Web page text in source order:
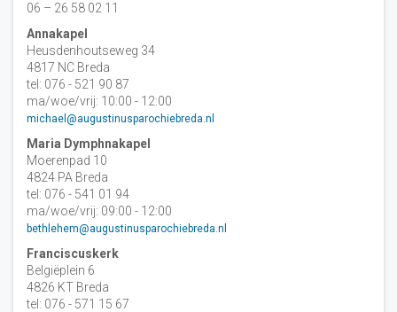
06 – 26 58 02 11
Annakapel
Heusdenhoutseweg 34
4817 NC Breda
tel: 076 - 521 90 87
ma/woe/vrij: 10:00 - 12:00
michael@augustinusparochiebreda.nl
Maria Dymphnakapel
Moerenpad 10
4824 PA Breda
tel: 076 - 541 01 94
ma/woe/vrij: 09:00 - 12:00
bethlehem@augustinusparochiebreda.nl
Franciscuskerk
Belgiëplein 6
4826 KT Breda
tel: 076 - 571 15 67